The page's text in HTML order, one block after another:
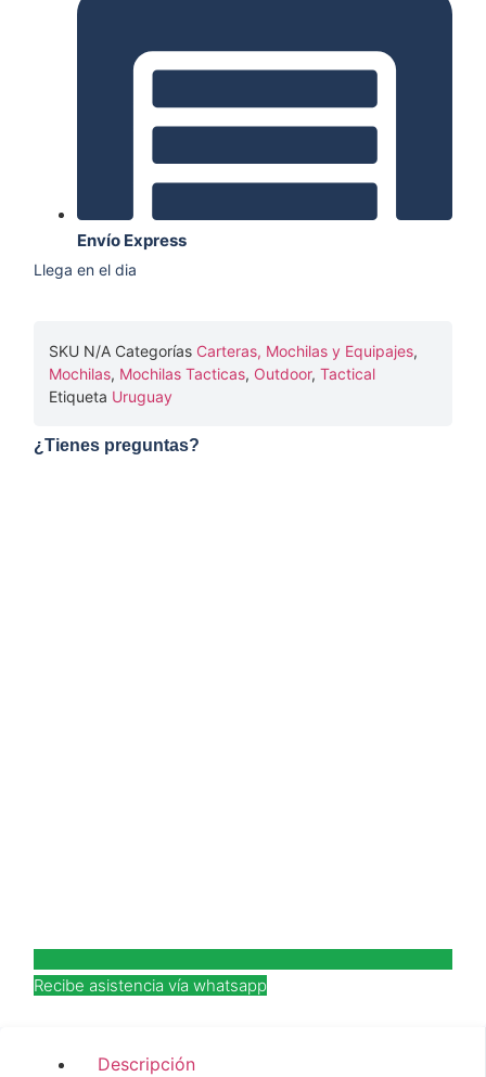
Envío Express
Llega en el dia
SKU N/A Categorías Carteras, Mochilas y Equipajes,
Mochilas, Mochilas Tacticas, Outdoor,Tactical
Etiqueta Uruguay
¿Tienes preguntas?
Recibe asistencia vía whatsapp
Descripción